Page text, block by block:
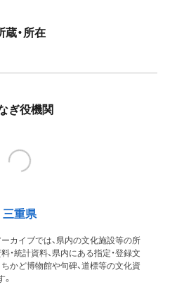
蔵・所在
ぎ役機関
三重県
カイブでは、県内の文化施設等の所
・統計資料、県内にある指定・登録文
かど博物館や句碑、道標等の文化資